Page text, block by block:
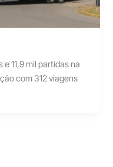
11,9 mil partidas na
com 312 viagens